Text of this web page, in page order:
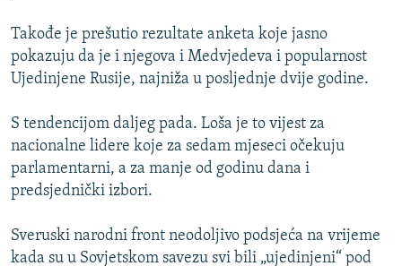
Takođe je prešutio rezultate anketa koje jasno
pokazuju da je i njegova i Medvjedeva i popularnost
Ujedinjene Rusije, najniža u posljednje dvije godine.
S tendencijom daljeg pada. Loša je to vijest za
nacionalne lidere koje za sedam mjeseci očekuju
parlamentarni, a za manje od godinu dana i
predsjednički izbori.
Sveruski narodni front neodoljivo podsjeća na vrijeme
kada su u Sovjetskom savezu svi bili „ujedinjeni“ pod